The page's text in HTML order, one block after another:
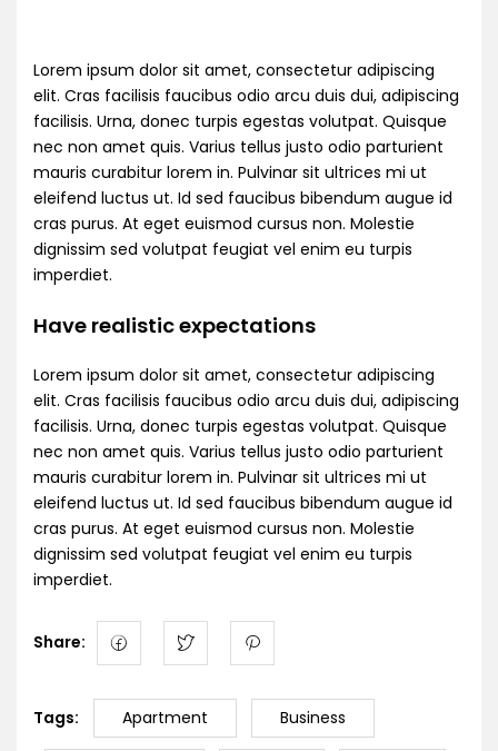
Lorem ipsum dolor sit amet, consectetur adipiscing
elit. Cras facilisis faucibus odio arcu duis dui, adipiscing
facilisis. Urna, donec turpis egestas volutpat. Quisque
nec non amet quis. Varius tellus justo odio parturient
mauris curabitur lorem in. Pulvinar sit ultrices mi ut
eleifend luctus ut. Id sed faucibus bibendum augue id
cras purus. At eget euismod cursus non. Molestie
dignissim sed volutpat feugiat vel enim eu turpis
imperdiet.
Have realistic expectations
Lorem ipsum dolor sit amet, consectetur adipiscing
elit. Cras facilisis faucibus odio arcu duis dui, adipiscing
facilisis. Urna, donec turpis egestas volutpat. Quisque
nec non amet quis. Varius tellus justo odio parturient
mauris curabitur lorem in. Pulvinar sit ultrices mi ut
eleifend luctus ut. Id sed faucibus bibendum augue id
cras purus. At eget euismod cursus non. Molestie
dignissim sed volutpat feugiat vel enim eu turpis
imperdiet.
Share:
Tags: Apartment Business